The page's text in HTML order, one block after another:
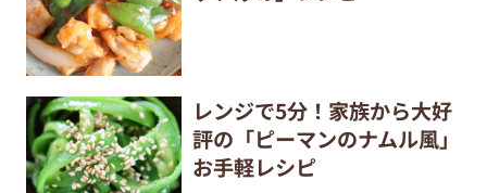
レンジで5分！家族から大好
評の「ピーマンのナムル風」
お手軽レシピ